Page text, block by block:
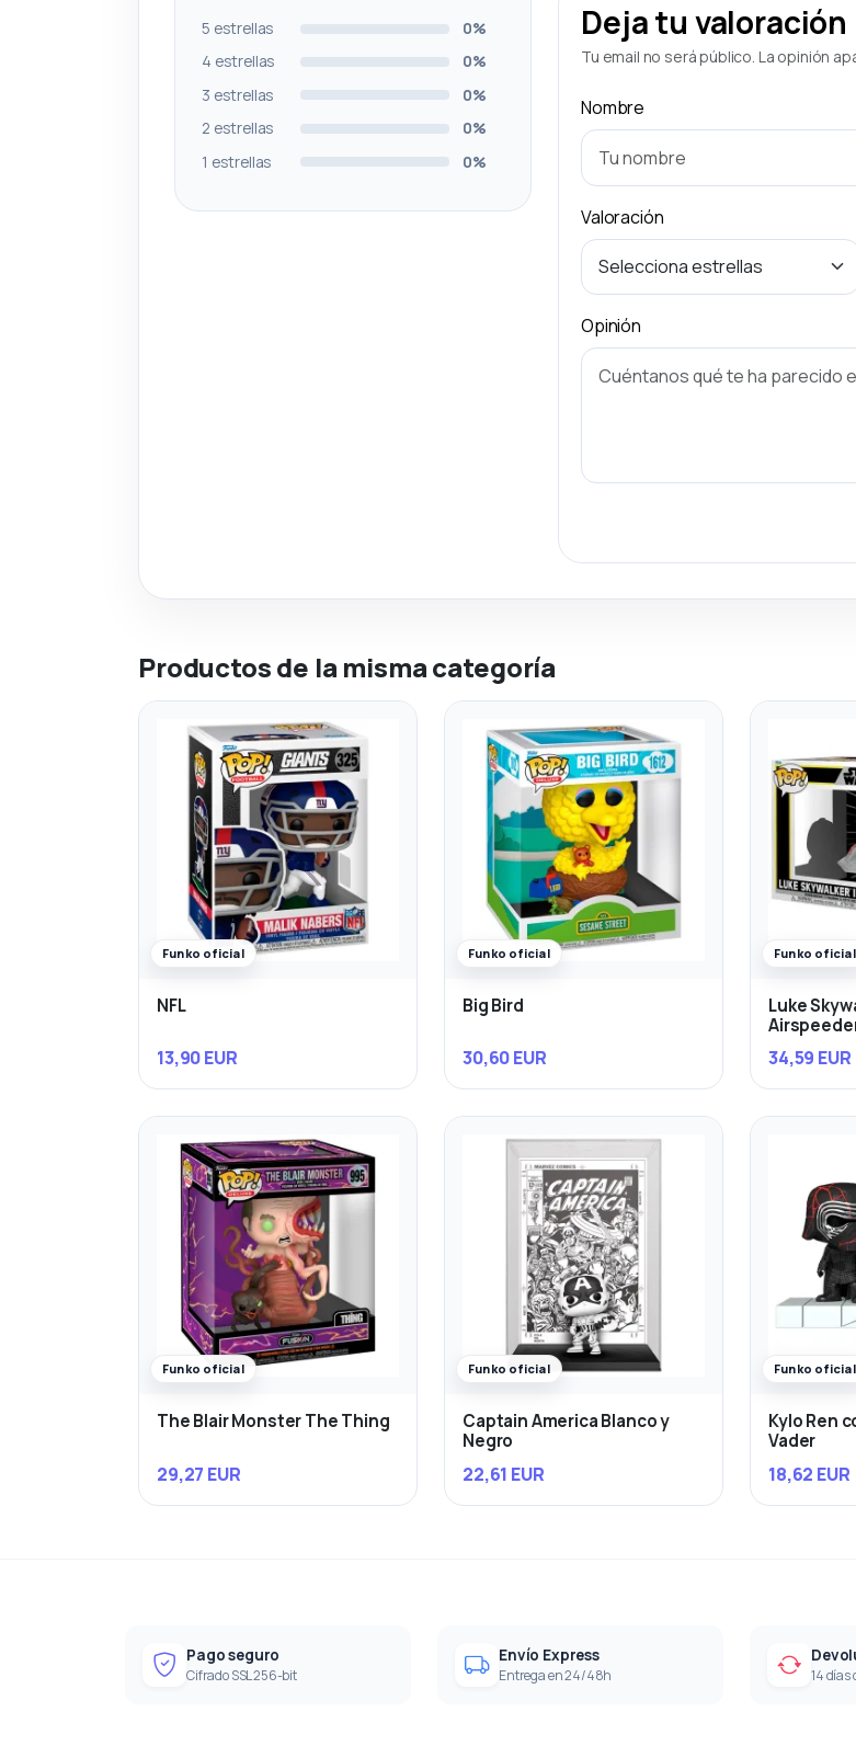
5 estrellas
0%
4 estrellas
0%
3 estrellas
0%
2 estrellas
0%
1 estrellas
0%
Deja tu valoración
Tu email no será público. La opinión
Nombre
Valoración
Opinión
Productos de la misma categoría
Funko oficial
NFL
13,90 EUR
Funko oficial
Big Bird
30,60 EUR
Funko oficial
Luke
34,59 EUR
Funko oficial
The Blair Monster The Thing
29,27 EUR
Funko oficial
Captain America Blanco y
Negro
22,61 EUR
Funko oficial
Kylo Ren
Vader
18,62 EUR
Pago seguro
Cifrado SSL 256-bit
Envío Express
Entrega en 24/48h 14 días